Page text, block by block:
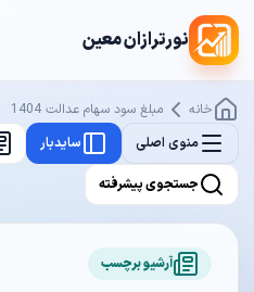
نورترازان معین
خانه
مبلغ سود سهام عدالت 1404
منوی اصلی
سایدبار
جستجوی پیشرفته
آرشیو برچسب